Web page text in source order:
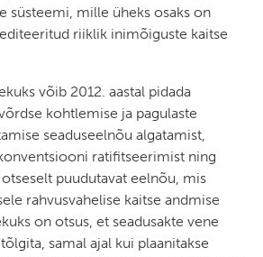
süsteemi, mille üheks osaks on
riiklik inimõiguste kaitse
võib 2012. aastal pidada
kohtlemise ja pagulaste
seaduseelnõu algatamist,
ratifitseerimist ning
puudutavat eelnõu, mis
rahvusvahelise kaitse andmise
on otsus, et seadusakte vene
samal ajal kui plaanitakse